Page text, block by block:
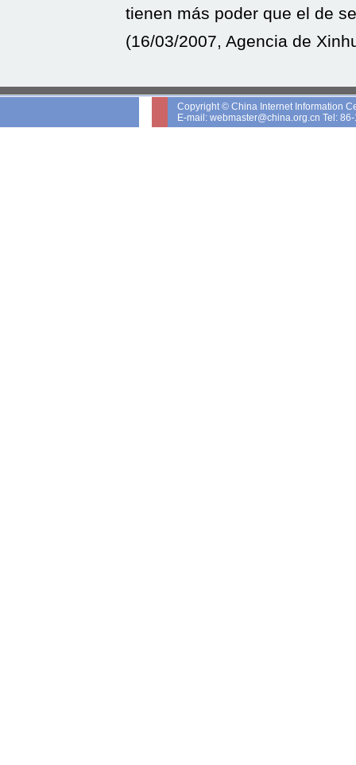
tienen más poder que el de
(16/03/2007, Agencia de
Copyright © China Internet Information
E-mail: webmaster@china.org.cn Tel: